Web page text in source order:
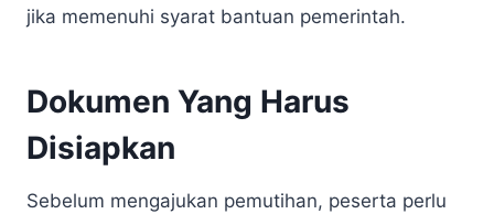
jika memenuhi syarat bantuan pemerintah.
Dokumen Yang Harus
Disiapkan
Sebelum mengajukan pemutihan, peserta perlu